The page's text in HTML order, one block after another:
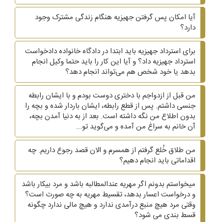
آیا امکان پس گرفتن جهیزیه هنگام زندگی مشترک وجود
دارد؟
برای استرداد جهیزیه باید ابتدا در دادگاه خانواده دادخواست
استرداد جهیزیه داد؟ و آیا این کار را باید حتما وکیل انجام
بدهد یا خود شخص هم می‌تواند انجام دهد؟
من قبل از ازدواجم با دختری دوست بودم و با ایشان رابطه
جنسی داشتم. پس از قطع رابطه، ایشان باردار شده و بچه را
بدون اطلاع من نگه داشته است. بعد از به دنیا آمدن بچه،
آن خانم به سراغ من آمده و می‌گوید تو...
من طلاق خُلع گرفتم از همسرم و الان قصد رجوع داریم. چه
اقداماتی باید انجام دهیم؟
میخواستم بدونم اگر مهریه عندالمطالبه باشد و مرد بیکار باشد
و درخواست اعسار بدهد، تقسیط مهریه به چه صورت است؟
وقتی مرد هیچ منبع درآمدی ندارد و هیچ مالی ندارد چگونه
قسط بندی می شود؟